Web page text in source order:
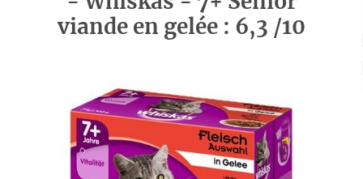
viande en gelée : 6,3 /10